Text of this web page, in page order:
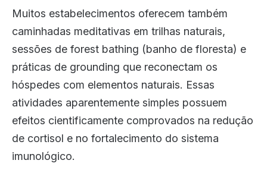
Muitos estabelecimentos oferecem também
caminhadas meditativas em trilhas naturais,
sessões de forest bathing (banho de floresta) e
práticas de grounding que reconectam os
hóspedes com elementos naturais. Essas
atividades aparentemente simples possuem
efeitos cientificamente comprovados na redução
de cortisol e no fortalecimento do sistema
imunológico.